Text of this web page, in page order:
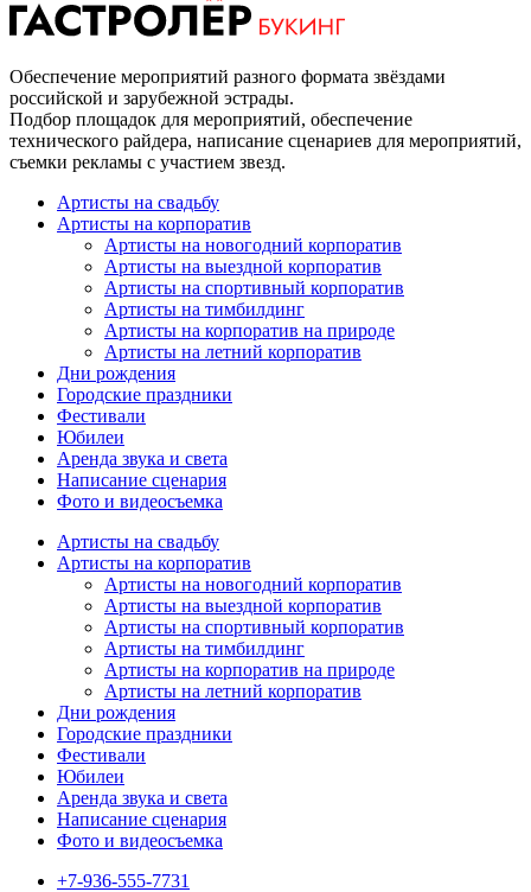
Обеспечение мероприятий разного формата звёздами
российской и зарубежной эстрады.
Подбор площадок для мероприятий, обеспечение
технического райдера, написание сценариев для мероприятий,
съемки рекламы с участием звезд.
Артисты на свадьбу
Артисты на корпоратив
Артисты на новогодний корпоратив
Артисты на выездной корпоратив
Артисты на спортивный корпоратив
Артисты на тимбилдинг
Артисты на корпоратив на природе
Артисты на летний корпоратив
Дни рождения
Городские праздники
Фестивали
Юбилеи
Аренда звука и света
Написание сценария
Фото и видеосъемка
Артисты на свадьбу
Артисты на корпоратив
Артисты на новогодний корпоратив
Артисты на выездной корпоратив
Артисты на спортивный корпоратив
Артисты на тимбилдинг
Артисты на корпоратив на природе
Артисты на летний корпоратив
Дни рождения
Городские праздники
Фестивали
Юбилеи
Аренда звука и света
Написание сценария
Фото и видеосъемка
+7-936-555-7731